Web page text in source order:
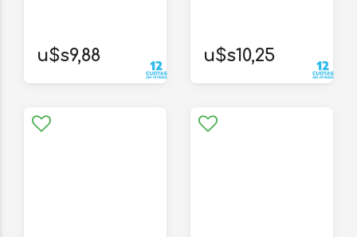
u$s9,88 u$s10,25